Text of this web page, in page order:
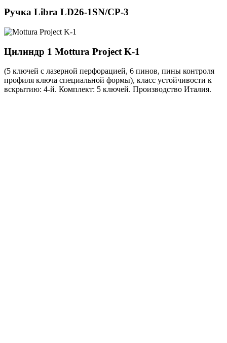
Ручка Libra LD26-1SN/CP-3
Цилиндр 1 Mottura Project K-1
(5 ключей с лазерной перфорацией, 6 пинов, пины контроля
профиля ключа специальной формы), класс устойчивости к
вскрытию: 4-й. Комплект: 5 ключей. Производство Италия.